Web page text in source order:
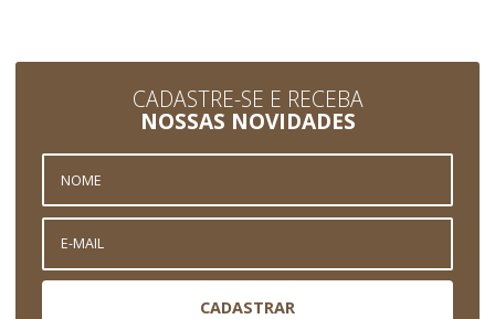
CADASTRE-SE E RECEBA
NOSSAS NOVIDADES
CADASTRAR